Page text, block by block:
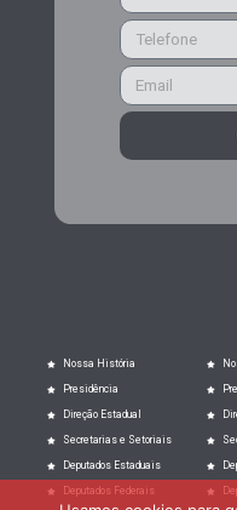
Nossa História
Presidência
Direção Estadual
Secretarias e Setoriais
Deputados Estaduais
Deputados Federais